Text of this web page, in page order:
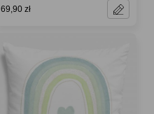
69,90 zł